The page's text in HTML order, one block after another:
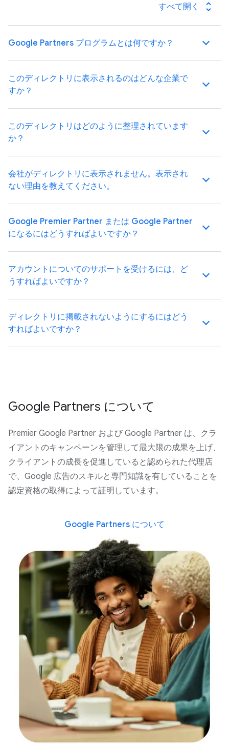
すべて開く unfold_more
Google Partners プログラムとは何ですか？
このディレクトリに表示されるのはどんな企業で
すか？
このディレクトリはどのように整理されています
か？
会社がディレクトリに表示されません。表示され
ない理由を教えてください。
Google Premier Partner または Google Partner
になるにはどうすればよいですか？
アカウントについてのサポートを受けるには、ど
うすればよいですか？
ディレクトリに掲載されないようにするにはどう
すればよいですか？
Google Partners について
Premier Google Partner および Google Partner は、クラ
イアントのキャンペーンを管理して最大限の成果を上げ、
クライアントの成長を促進していると認められた代理店
で、Google 広告のスキルと専門知識を有していることを
認定資格の取得によって証明しています。
Google Partners について